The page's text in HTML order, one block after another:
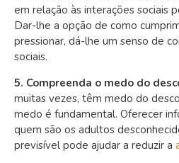
em relação às interações sociais
Dar-lhe a opção de como
pressionar, dá-lhe um senso de
sociais.
5. Compreenda o medo do
muitas vezes, têm medo do
medo é fundamental. Oferecer
quem são os adultos
previsível pode ajudar a reduzir a